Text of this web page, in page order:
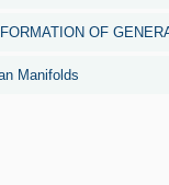
OF
Manifolds